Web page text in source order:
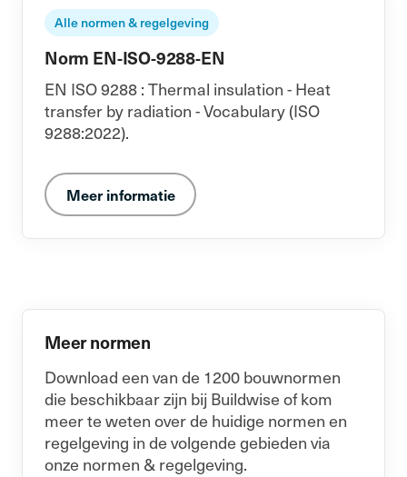
Alle normen & regelgeving
Norm EN-ISO-9288-EN
EN ISO 9288 : Thermal insulation - Heat
transfer by radiation - Vocabulary (ISO
9288:2022).
Meer informatie
Meer normen
Download een van de 1200 bouwnormen
die beschikbaar zijn bij Buildwise of kom
meer te weten over de huidige normen en
regelgeving in de volgende gebieden via
onze normen & regelgeving.